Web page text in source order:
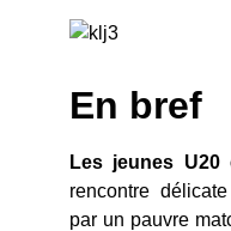
En bref
Les jeunes U20
rencontre
par un pauvre